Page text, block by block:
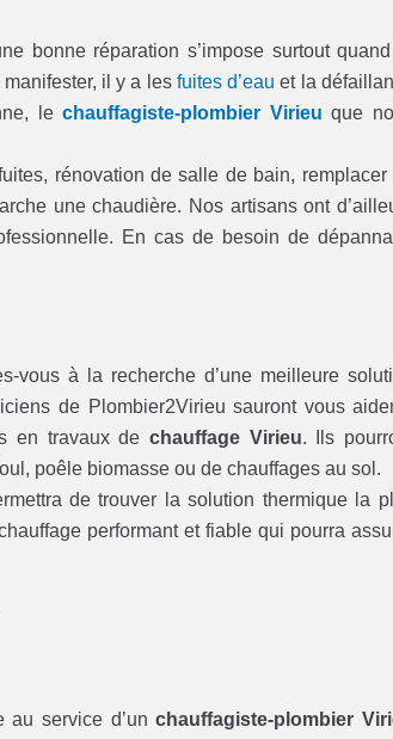
bonne réparation s’impose surtout
il y a les fuites d’eau et la
lechauffagiste-plombier Virieu que
rénovation de salle de bain, remplacer
une chaudière. Nos artisans ont
En cas de besoin de
vous à la recherche d’une meilleure
de Plombier2Virieu sauront vous
en travaux de chauffage Virieu. Ils
poêle biomasse ou de chauffages au sol.
de trouver la solution thermique la
performant et fiable qui pourra
au service d’unchauffagiste-plombier